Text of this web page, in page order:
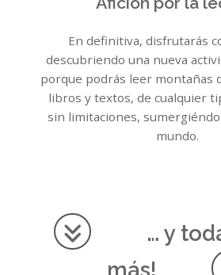
En definitiva, disfrutarás
descubriendo una nueva
porque podrás leer montañas
libros y textos, de cualquier
sin limitaciones,
mundo.
… y
más!